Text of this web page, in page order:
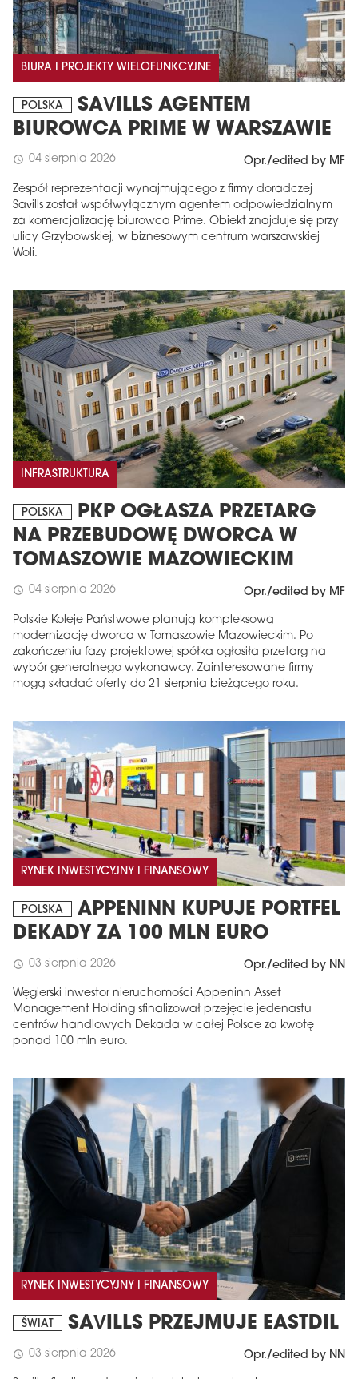
BIURA I PROJEKTY WIELOFUNKCYJNE
POLSKA
SAVILLS AGENTEM
BIUROWCA PRIME W WARSZAWIE
schedule 04 sierpnia 2026 Opr./edited by MF
Zespół reprezentacji wynajmującego z firmy doradczej
Savills został współwyłącznym agentem odpowiedzialnym
za komercjalizację biurowca Prime. Obiekt znajduje się przy
ulicy Grzybowskiej, w biznesowym centrum warszawskiej
Woli.
INFRASTRUKTURA
POLSKA
PKP OGŁASZA PRZETARG
NA PRZEBUDOWĘ DWORCA W
TOMASZOWIE MAZOWIECKIM
schedule 04 sierpnia 2026 Opr./edited by MF
Polskie Koleje Państwowe planują kompleksową
modernizację dworca w Tomaszowie Mazowieckim. Po
zakończeniu fazy projektowej spółka ogłosiła przetarg na
wybór generalnego wykonawcy. Zainteresowane firmy
mogą składać oferty do 21 sierpnia bieżącego roku.
RYNEK INWESTYCYJNY I FINANSOWY
POLSKA
APPENINN KUPUJE PORTFEL
DEKADY ZA 100 MLN EURO
schedule 03 sierpnia 2026 Opr./edited by NN
Węgierski inwestor nieruchomości Appeninn Asset
Management Holding sfinalizował przejęcie jedenastu
centrów handlowych Dekada w całej Polsce za kwotę
ponad 100 mln euro.
RYNEK INWESTYCYJNY I FINANSOWY
ŚWIAT SAVILLS PRZEJMUJE EASTDIL
schedule 03 sierpnia 2026 Opr./edited by NN